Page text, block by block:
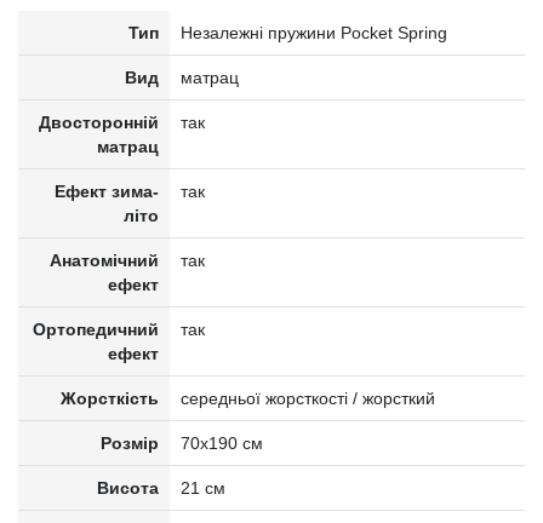
Тип Незалежні пружини Pocket Spring
Вид матрац
Двосторонній
матрац
так
Ефект зима-
літо
так
Анатомічний
ефект
так
Ортопедичний
ефект
так
Жорсткість середньої жорсткості / жорсткий
Розмір 70x190 см
Висота 21 см